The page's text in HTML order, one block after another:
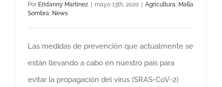
Por Eridanny Martinez | mayo 13th, 2020 | Agricultura Malla
Sombra News
Las medidas de prevención que actualmente se
están llevando a cabo en nuestro país para
evitar la propagación del virus (SRAS-CoV-2)